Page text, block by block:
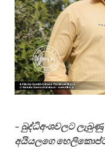
– බුද්ධිඅංශවලට
අයියලගෙ